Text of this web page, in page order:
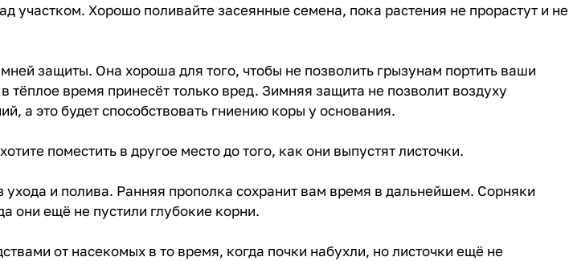
участком. Хорошо поливайте засеянные семена, пока растения не прорастут и не
защиты. Она хороша для того, чтобы не позволить грызунам портить ваши
тёплое время принесёт только вред. Зимняя защита не позволит воздуху
а это будет способствовать гниению коры у основания.
поместить в другое место до того, как они выпустят листочки.
ухода и полива. Ранняя прополка сохранит вам время в дальнейшем. Сорняки
они ещё не пустили глубокие корни.
от насекомых в то время, когда почки набухли, но листочки ещё не